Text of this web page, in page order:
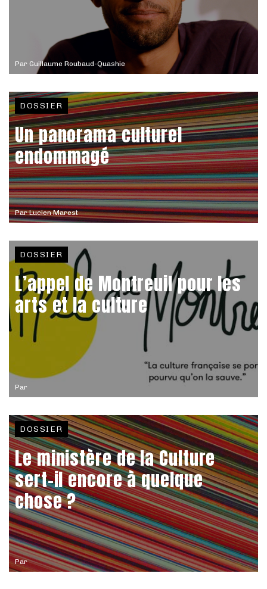
Par Guillaume Roubaud-Quashie
ParLucien Marest
DOSSIER
Un panorama culturel
endommagé
Par
DOSSIER
L’appel de Montreuil pour les
arts et la culture
Par
DOSSIER
Le ministère de la Culture
sert-il encore à quelque
chose ?